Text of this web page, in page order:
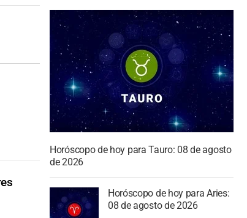
Horóscopo de hoy para Tauro: 08 de agosto
de 2026
Horóscopo de hoy para Aries:
08 de agosto de 2026